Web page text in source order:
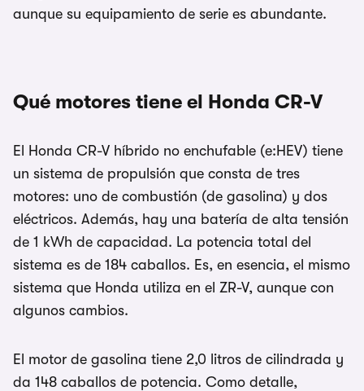
aunque su equipamiento de serie es abundante.
Qué motores tiene el Honda CR-V
El Honda CR-V híbrido no enchufable (e:HEV) tiene
un sistema de propulsión que consta de tres
motores: uno de combustión (de gasolina) y dos
eléctricos. Además, hay una batería de alta tensión
de 1 kWh de capacidad. La potencia total del
sistema es de 184 caballos. Es, en esencia, el mismo
sistema que Honda utiliza en el ZR-V, aunque con
algunos cambios.
El motor de gasolina tiene 2,0 litros de cilindrada y
da 148 caballos de potencia. Como detalle,